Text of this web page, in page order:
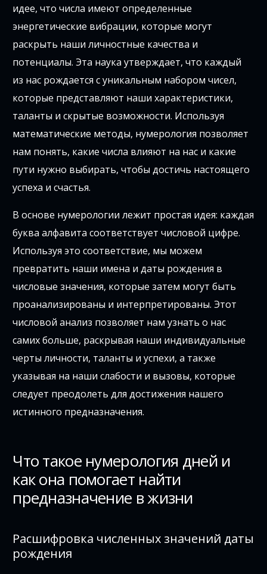
идее, что числа имеют определенные
энергетические вибрации, которые могут
раскрыть наши личностные качества и
потенциалы. Эта наука утверждает, что каждый
из нас рождается с уникальным набором чисел,
которые представляют наши характеристики,
таланты и скрытые возможности. Используя
математические методы, нумерология позволяет
нам понять, какие числа влияют на нас и какие
пути нужно выбирать, чтобы достичь настоящего
успеха и счастья.
В основе нумерологии лежит простая идея: каждая
буква алфавита соответствует числовой цифре.
Используя это соответствие, мы можем
превратить наши имена и даты рождения в
числовые значения, которые затем могут быть
проанализированы и интерпретированы. Этот
числовой анализ позволяет нам узнать о нас
самих больше, раскрывая наши индивидуальные
черты личности, таланты и успехи, а также
указывая на наши слабости и вызовы, которые
следует преодолеть для достижения нашего
истинного предназначения.
Что такое нумерология дней и
как она помогает найти
предназначение в жизни
Расшифровка численных значений даты
рождения